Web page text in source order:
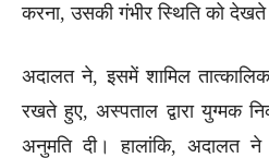
करना, उसकी गंभीर स्थिति को
अदालत ने, इसमें शामिल
रखते हुए, अस्पताल द्वारा युग्मक
अनुमति दी। हालांकि, अदालत